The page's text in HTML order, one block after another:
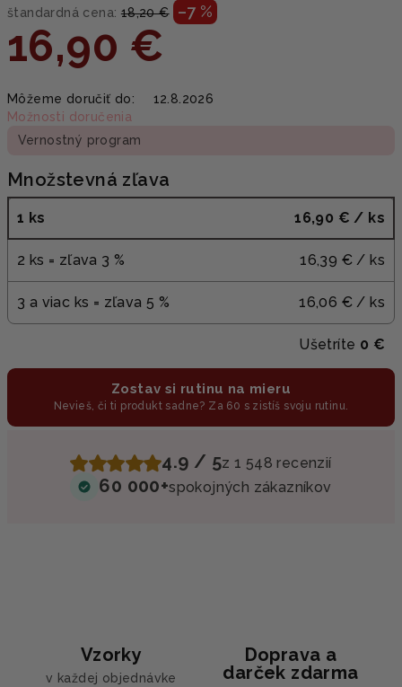
štandardná cena: 18,20 € –7 %
16,90 €
cena:
Môžeme doručiť do:
12.8.2026
Možnosti doručenia
Vernostný program
Množstevná zľava
1 ks 16,90 € / ks
2 ks = zľava 3 % 16,39 € / ks
3 a viac ks = zľava 5 % 16,06 € / ks
Ušetríte 0 €
Zostav si rutinu na mieru
Nevieš, či ti produkt sadne? Za 60 s zistíš svoju rutinu.
4.9 / 5z 1 548 recenzií
60 000+spokojných zákazníkov
Vzorky
v každej objednávke
Doprava a
darček zdarma